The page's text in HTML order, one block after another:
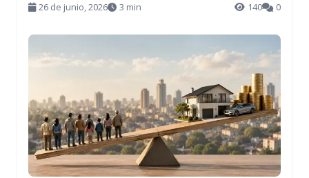
26 de junio, 2026 3 min 140 0